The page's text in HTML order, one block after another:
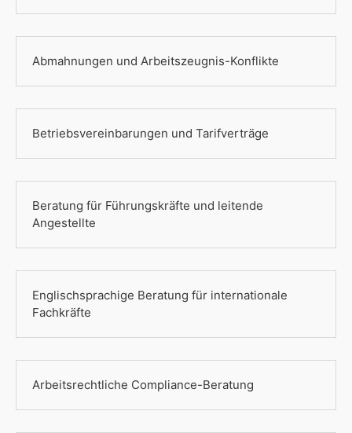
Abmahnungen und Arbeitszeugnis-Konflikte
Betriebsvereinbarungen und Tarifverträge
Beratung für Führungskräfte und leitende
Angestellte
Englischsprachige Beratung für internationale
Fachkräfte
Arbeitsrechtliche Compliance-Beratung